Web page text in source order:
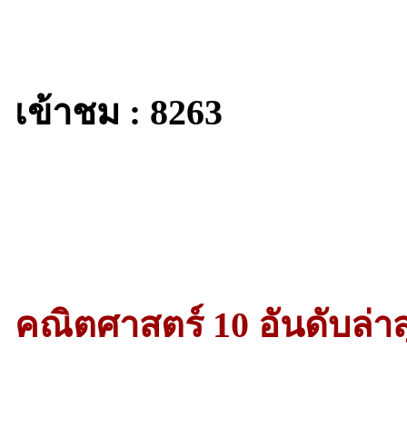
เข้าชม : 8263
คณิตศาสตร์ 10 อันดับล่า